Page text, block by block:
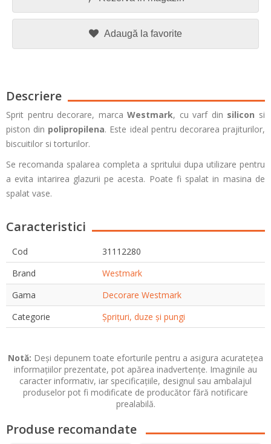
Adaugă la favorite
Descriere
Sprit pentru decorare, marcaWestmark, cu varf din silicon si
piston din polipropilena. Este ideal pentru decorarea prajiturilor,
biscuitilor si torturilor.
Se recomanda spalarea completa a spritului dupa utilizare pentru
a evita intarirea glazurii pe acesta. Poate fi spalat in masina de
spalat vase.
Caracteristici
Cod
31112280
Brand
Westmark
Gama
Decorare Westmark
Categorie
Șprițuri, duze și pungi
Notă: Deși depunem toate eforturile pentru a asigura acuratețea
informațiilor prezentate, pot apărea inadvertențe. Imaginile au
caracter informativ, iar specificațiile, designul sau ambalajul
produselor pot fi modificate de producător fără notificare
prealabilă.
Produse recomandate